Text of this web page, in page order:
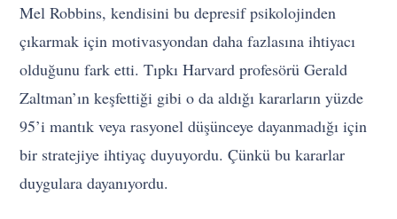
Mel Robbins, kendisini bu depresif psikolojinden
çıkarmak için motivasyondan daha fazlasına ihtiyacı
olduğunu fark etti. Tıpkı Harvard profesörü Gerald
Zaltman’ın keşfettiği gibi o da aldığı kararların yüzde
95’i mantık veya rasyonel düşünceye dayanmadığı için
bir stratejiye ihtiyaç duyuyordu. Çünkü bu kararlar
duygulara dayanıyordu.